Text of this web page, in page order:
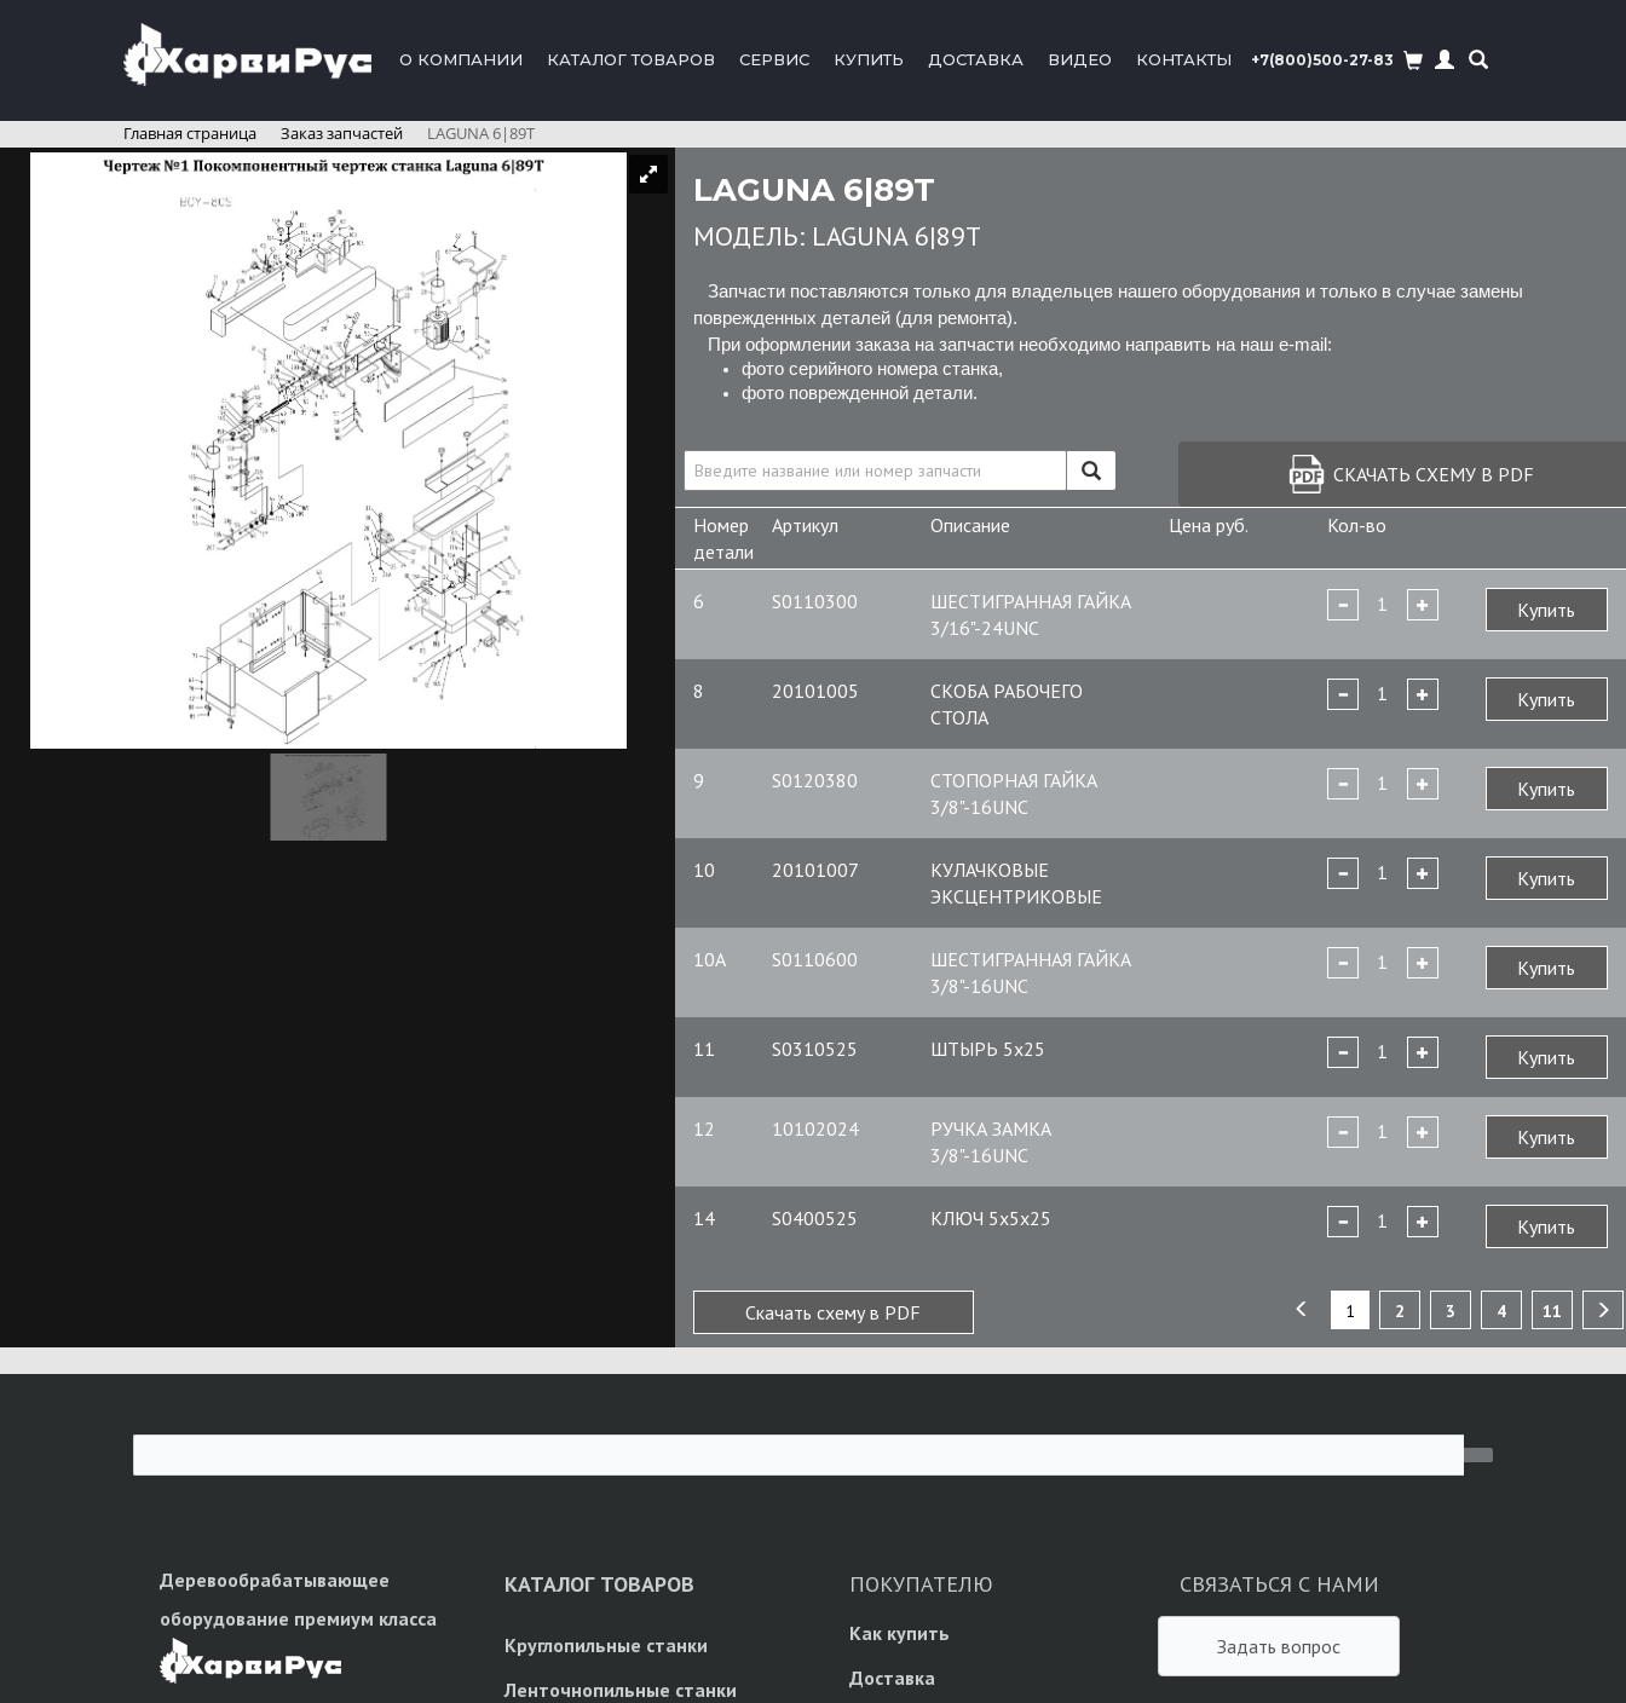
О КОМПАНИИ КАТАЛОГ ТОВАРОВ СЕРВИС КУПИТЬ ДОСТАВКА ВИДЕО КОНТАКТЫ +7(800)500-27-83
Главная страница Заказ запчастей LAGUNA 6|89T
LAGUNA 6|89T
МОДЕЛЬ: LAGUNA 6|89T
Запчасти поставляются только для владельцев нашего оборудования и только в случае замены
поврежденных деталей (для ремонта).
При оформлении заказа на запчасти необходимо направить на наш e-mail:
фото серийного номера станка,
фото поврежденной детали.
СКАЧАТЬ СХЕМУ В PDF
Номер
детали
Артикул Описание Цена руб. Кол-во
6 S0110300
ШЕСТИГРАННАЯ ГАЙКА
3/16"-24UNC
Купить
8 20101005
СКОБА РАБОЧЕГО
СТОЛА
Купить
9 S0120380
СТОПОРНАЯ ГАЙКА
3/8"-16UNC
Купить
10 20101007
КУЛАЧКОВЫЕ
ЭКСЦЕНТРИКОВЫЕ
Купить
10A S0110600
ШЕСТИГРАННАЯ ГАЙКА
3/8"-16UNC
Купить
11 S0310525 ШТЫРЬ 5x25 Купить
12 10102024
РУЧКА ЗАМКА
3/8"-16UNC
Купить
14 S0400525 КЛЮЧ 5x5x25 Купить
Скачать схему в PDF 1 2 3 4 11
ПОКУПАТЕЛЮ
Как купить
Доставка
КАТАЛОГ ТОВАРОВ
Круглопильные станки
Ленточнопильные станки
СВЯЗАТЬСЯ С НАМИ
Задать вопрос
Деревообрабатывающее
оборудование премиум класса